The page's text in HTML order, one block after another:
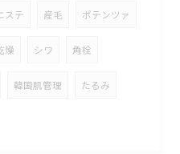
ステ 産毛 ポテンツァ
燥 シワ 角栓
韓国肌管理 たるみ